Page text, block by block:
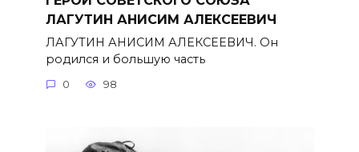
ЛАГУТИН АНИСИМ АЛЕКСЕЕВИЧ
ЛАГУТИН АНИСИМ АЛЕКСЕЕВИЧ. Он
родился и большую часть
0 98